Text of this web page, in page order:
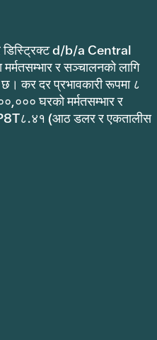
डिस्ट्रिक्ट d/b/a Central
र सञ्चालनको लागि
कर दर प्रभावकारी रूपमा ८
घरको मर्मतसम्भार र
(आठ डलर र एकतालीस